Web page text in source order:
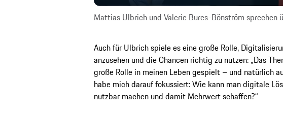
Mattias Ulbrich und Valerie Bures-Bönström sprechen
Auch für Ulbrich spiele es eine große Rolle,
anzusehen und die Chancen richtig zu nutzen: „Das
große Rolle in meinen Leben gespielt – und natürlich
habe mich darauf fokussiert: Wie kann man digitale
nutzbar machen und damit Mehrwert schaffen?“